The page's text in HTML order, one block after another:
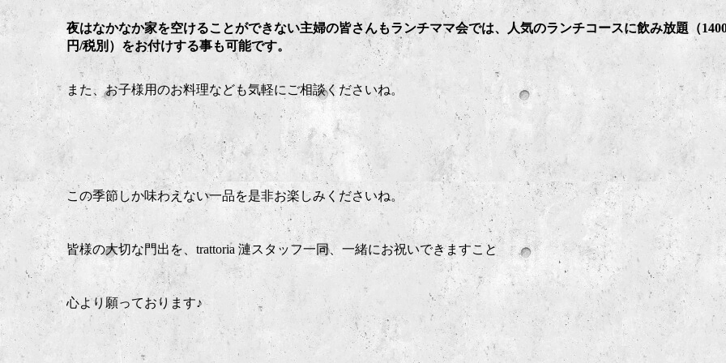
夜はなかなか家を空けることができない主婦の皆さんもランチママ会では、人気のランチコースに飲み放題（
円/税別）をお付けする事も可能です。
また、お子様用のお料理なども気軽にご相談くださいね。
この季節しか味わえない一品を是非お楽しみくださいね。
皆様の大切な門出を、trattoria 漣スタッフ一同、一緒にお祝いできますこと
心より願っております♪